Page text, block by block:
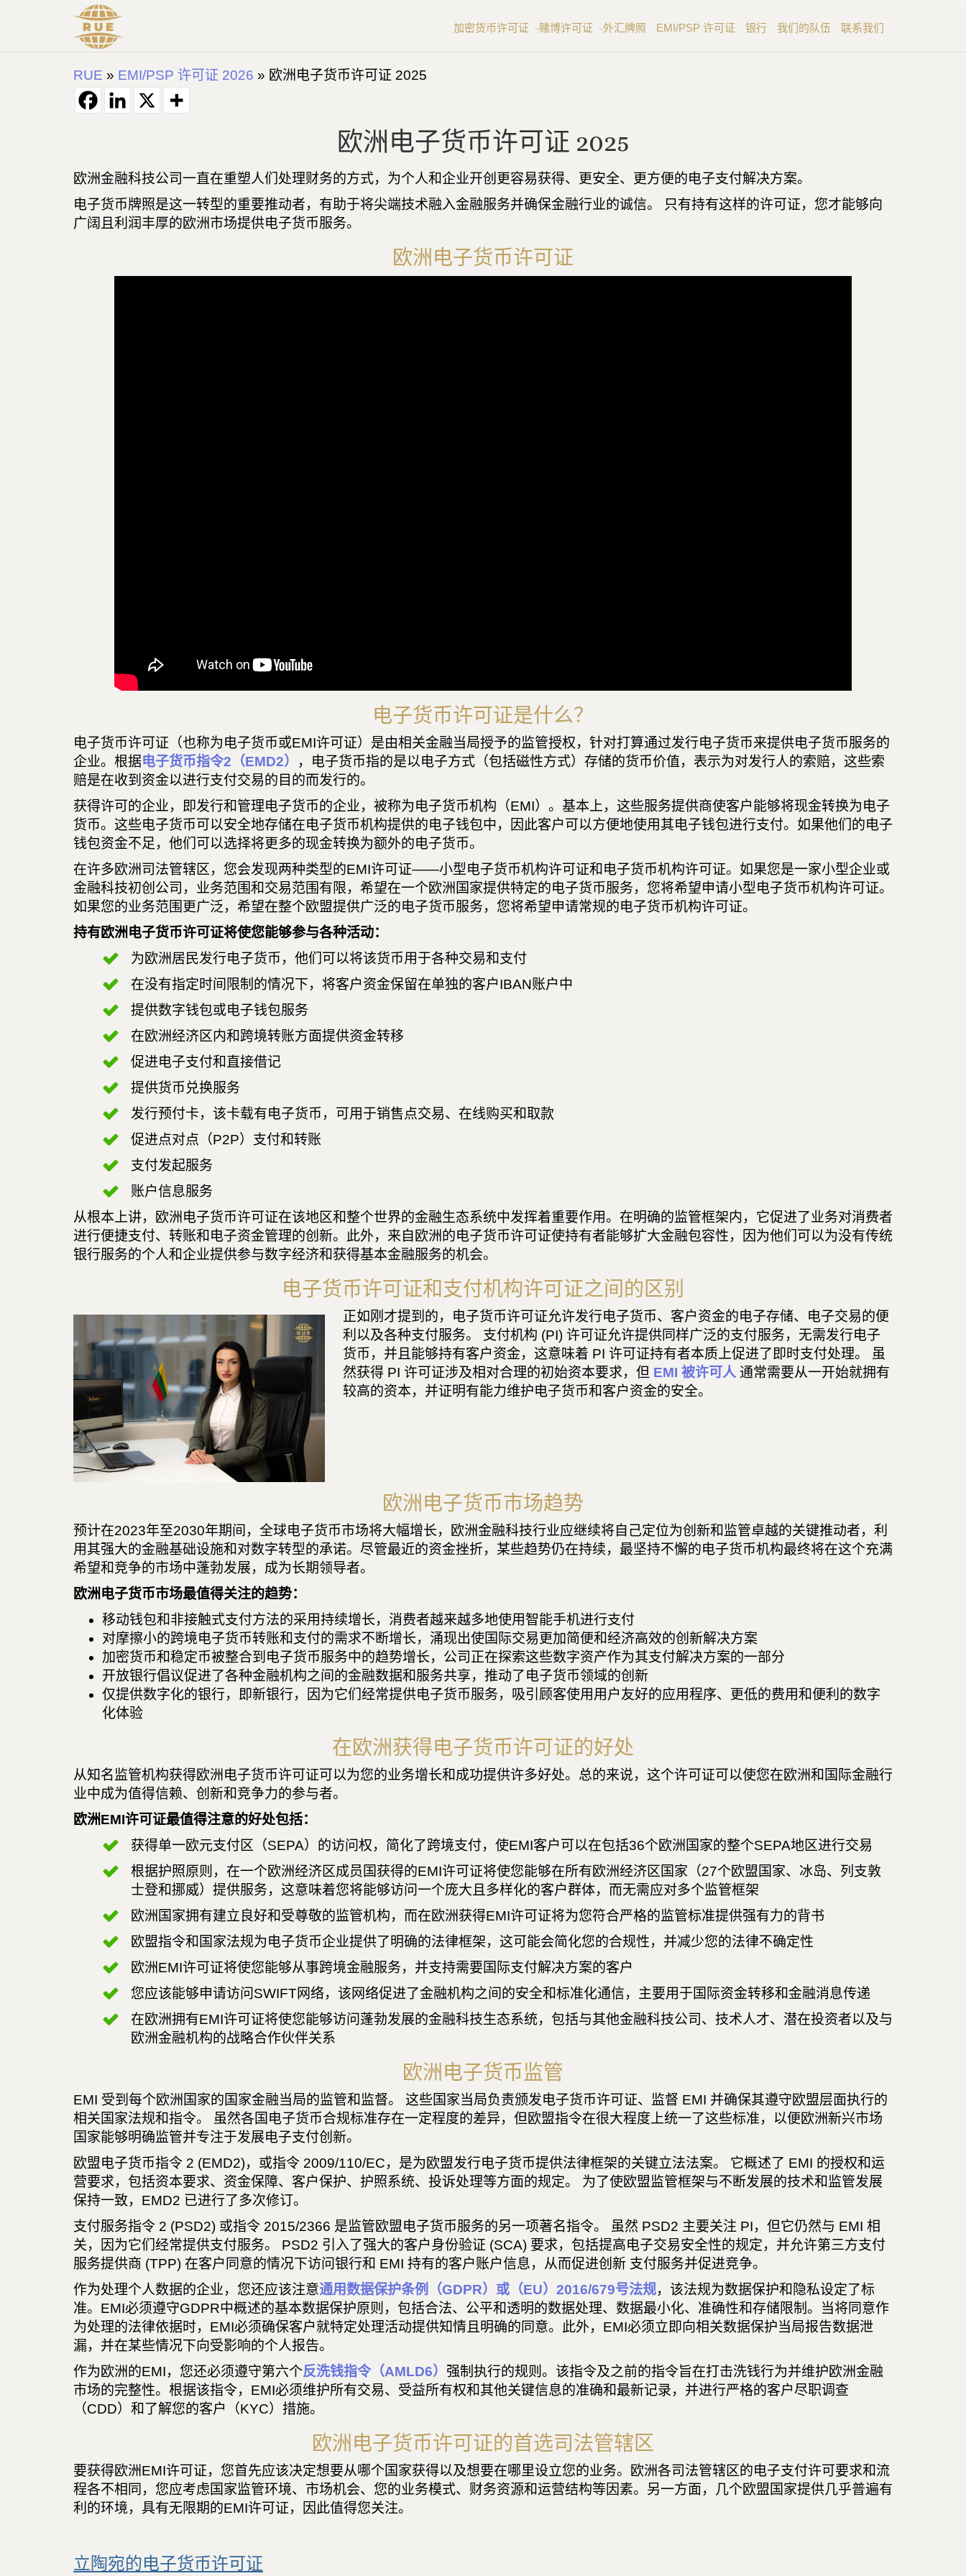
加密货币许可证 赌博许可证 外汇牌照 EMI/PSP 许可证 银行 我们的队伍 联系我们
RUE » EMI/PSP 许可证 2026 » 欧洲电子货币许可证 2025
欧洲电子货币许可证 2025
欧洲金融科技公司一直在重塑人们处理财务的方式，为个人和企业开创更容易获得、更安全、更方便的电子支付解决方案。
电子货币牌照是这一转型的重要推动者，有助于将尖端技术融入金融服务并确保金融行业的诚信。 只有持有这样的许可证，您才能够向
广阔且利润丰厚的欧洲市场提供电子货币服务。
欧洲电子货币许可证
电子货币许可证是什么？
电子货币许可证（也称为电子货币或EMI许可证）是由相关金融当局授予的监管授权，针对打算通过发行电子货币来提供电子货币服务的
企业。根据电子货币指令2（EMD2）
，电子货币指的是以电子方式（包括磁性方式）存储的货币价值，表示为对发行人的索赔，这些索
赔是在收到资金以进行支付交易的目的而发行的。
获得许可的企业，即发行和管理电子货币的企业，被称为电子货币机构（EMI）。基本上，这些服务提供商使客户能够将现金转换为电子
货币。这些电子货币可以安全地存储在电子货币机构提供的电子钱包中，因此客户可以方便地使用其电子钱包进行支付。如果他们的电子
钱包资金不足，他们可以选择将更多的现金转换为额外的电子货币。
在许多欧洲司法管辖区，您会发现两种类型的EMI许可证——小型电子货币机构许可证和电子货币机构许可证。如果您是一家小型企业或
金融科技初创公司，业务范围和交易范围有限，希望在一个欧洲国家提供特定的电子货币服务，您将希望申请小型电子货币机构许可证。
如果您的业务范围更广泛，希望在整个欧盟提供广泛的电子货币服务，您将希望申请常规的电子货币机构许可证。
持有欧洲电子货币许可证将使您能够参与各种活动：
为欧洲居民发行电子货币，他们可以将该货币用于各种交易和支付
在没有指定时间限制的情况下，将客户资金保留在单独的客户IBAN账户中
提供数字钱包或电子钱包服务
在欧洲经济区内和跨境转账方面提供资金转移
促进电子支付和直接借记
提供货币兑换服务
发行预付卡，该卡载有电子货币，可用于销售点交易、在线购买和取款
促进点对点（P2P）支付和转账
支付发起服务
账户信息服务
从根本上讲，欧洲电子货币许可证在该地区和整个世界的金融生态系统中发挥着重要作用。在明确的监管框架内，它促进了业务对消费者
进行便捷支付、转账和电子资金管理的创新。此外，来自欧洲的电子货币许可证使持有者能够扩大金融包容性，因为他们可以为没有传统
银行服务的个人和企业提供参与数字经济和获得基本金融服务的机会。
电子货币许可证和支付机构许可证之间的区别
正如刚才提到的，电子货币许可证允许发行电子货币、客户资金的电子存储、电子交易的便
利以及各种支付服务。 支付机构 (​​PI) 许可证允许提供同样广泛的支付服务，无需发行电子
货币，并且能够持有客户资金，这意味着 PI 许可证持有者本质上促进了即时支付处理。 虽
然获得 PI 许可证涉及相对合理的初始资本要求，但 EMI 被许可人 通常需要从一开始就拥有
较高的资本，并证明有能力维护电子货币和客户资金的安全。
欧洲电子货币市场趋势
预计在2023年至2030年期间，全球电子货币市场将大幅增长，欧洲金融科技行业应继续将自己定位为创新和监管卓越的关键推动者，利
用其强大的金融基础设施和对数字转型的承诺。尽管最近的资金挫折，某些趋势仍在持续，最坚持不懈的电子货币机构最终将在这个充满
希望和竞争的市场中蓬勃发展，成为长期领导者。
欧洲电子货币市场最值得关注的趋势：
移动钱包和非接触式支付方法的采用持续增长，消费者越来越多地使用智能手机进行支付
对摩擦小的跨境电子货币转账和支付的需求不断增长，涌现出使国际交易更加简便和经济高效的创新解决方案
加密货币和稳定币被整合到电子货币服务中的趋势增长，公司正在探索这些数字资产作为其支付解决方案的一部分
开放银行倡议促进了各种金融机构之间的金融数据和服务共享，推动了电子货币领域的创新
仅提供数字化的银行，即新银行，因为它们经常提供电子货币服务，吸引顾客使用用户友好的应用程序、更低的费用和便利的数字
化体验
在欧洲获得电子货币许可证的好处
从知名监管机构获得欧洲电子货币许可证可以为您的业务增长和成功提供许多好处。总的来说，这个许可证可以使您在欧洲和国际金融行
业中成为值得信赖、创新和竞争力的参与者。
欧洲EMI许可证最值得注意的好处包括：
获得单一欧元支付区（SEPA）的访问权，简化了跨境支付，使EMI客户可以在包括36个欧洲国家的整个SEPA地区进行交易
根据护照原则，在一个欧洲经济区成员国获得的EMI许可证将使您能够在所有欧洲经济区国家（27个欧盟国家、冰岛、列支敦
士登和挪威）提供服务，这意味着您将能够访问一个庞大且多样化的客户群体，而无需应对多个监管框架
欧洲国家拥有建立良好和受尊敬的监管机构，而在欧洲获得EMI许可证将为您符合严格的监管标准提供强有力的背书
欧盟指令和国家法规为电子货币企业提供了明确的法律框架，这可能会简化您的合规性，并减少您的法律不确定性
欧洲EMI许可证将使您能够从事跨境金融服务，并支持需要国际支付解决方案的客户
您应该能够申请访问SWIFT网络，该网络促进了金融机构之间的安全和标准化通信，主要用于国际资金转移和金融消息传递
在欧洲拥有EMI许可证将使您能够访问蓬勃发展的金融科技生态系统，包括与其他金融科技公司、技术人才、潜在投资者以及与
欧洲金融机构的战略合作伙伴关系
欧洲电子货币监管
EMI 受到每个欧洲国家的国家金融当局的监管和监督。 这些国家当局负责颁发电子货币许可证、监督 EMI 并确保其遵守欧盟层面执行的
相关国家法规和指令。 虽然各国电子货币合规标准存在一定程度的差异，但欧盟指令在很大程度上统一了这些标准，以便欧洲新兴市场
国家能够明确监管并专注于发展电子支付创新。
欧盟电子货币指令 2 (EMD2)，或指令 2009/110/EC，是为欧盟发行电子货币提供法律框架的关键立法法案。 它概述了 EMI 的授权和运
营要求，包括资本要求、资金保障、客户保护、护照系统、投诉处理等方面的规定。 为了使欧盟监管框架与不断发展的技术和监管发展
保持一致，EMD2 已进行了多次修订。
支付服务指令 2 (PSD2) 或指令 2015/2366 是监管欧盟电子货币服务的另一项著名指令。 虽然 PSD2 主要关注 PI，但它仍然与 EMI 相
关，因为它们经常提供支付服务。 PSD2 引入了强大的客户身份验证 (SCA) 要求，包括提高电子交易安全性的规定，并允许第三方支付
服务提供商 (TPP) 在客户同意的情况下访问银行和 EMI 持有的客户账户信息，从而促进创新 支付服务并促进竞争。
作为处理个人数据的企业，您还应该注意通用数据保护条例（GDPR）或（EU）2016/679号法规，该法规为数据保护和隐私设定了标
准。EMI必须遵守GDPR中概述的基本数据保护原则，包括合法、公平和透明的数据处理、数据最小化、准确性和存储限制。当将同意作
为处理的法律依据时，EMI必须确保客户就特定处理活动提供知情且明确的同意。此外，EMI必须立即向相关数据保护当局报告数据泄
漏，并在某些情况下向受影响的个人报告。
作为欧洲的EMI，您还必须遵守第六个反洗钱指令（AMLD6） 强制执行的规则。该指令及之前的指令旨在打击洗钱行为并维护欧洲金融
市场的完整性。根据该指令，EMI必须维护所有交易、受益所有权和其他关键信息的准确和最新记录，并进行严格的客户尽职调查
（CDD）和了解您的客户（KYC）措施。
欧洲电子货币许可证的首选司法管辖区
要获得欧洲EMI许可证，您首先应该决定想要从哪个国家获得以及想要在哪里设立您的业务。欧洲各司法管辖区的电子支付许可要求和流
程各不相同，您应考虑国家监管环境、市场机会、您的业务模式、财务资源和运营结构等因素。另一方面，几个欧盟国家提供几乎普遍有
利的环境，具有无限期的EMI许可证，因此值得您关注。
立陶宛的电子货币许可证